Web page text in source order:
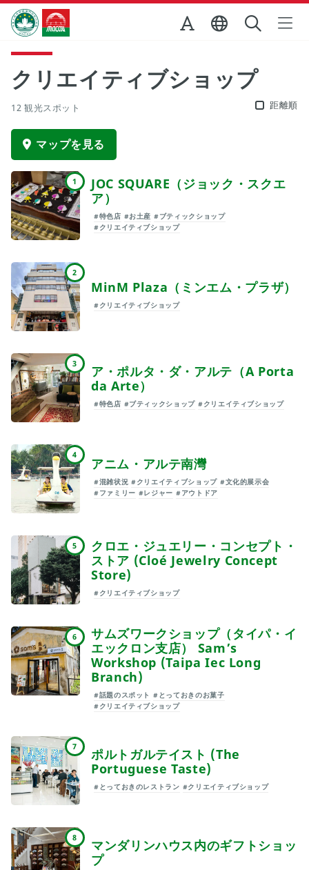
Skip to Main Content
マカオ政府観光局
クリエイティブショップ
12 観光スポット 距離順
マップを見る
1
JOC SQUARE（ジョック・スクエ
ア）
#特色店 #お土産 #ブティックショップ
#クリエイティブショップ
2
MinM Plaza（ミンエム・プラザ）
#クリエイティブショップ
3
ア・ポルタ・ダ・アルテ（A Porta
da Arte）
#特色店 #ブティックショップ #クリエイティブショップ
4
アニム・アルテ南灣
#混雑状況 #クリエイティブショップ #文化的展示会
#ファミリー #レジャー #アウトドア
5
クロエ・ジュエリー・コンセプト・
ストア (Cloé Jewelry Concept
Store)
#クリエイティブショップ
6
サムズワークショップ（タイパ・イ
エックロン支店） Sam’s
Workshop (Taipa Iec Long
Branch)
#話題のスポット #とっておきのお菓子
#クリエイティブショップ
7
ポルトガルテイスト (The
Portuguese Taste)
#とっておきのレストラン #クリエイティブショップ
8
マンダリンハウス内のギフトショッ
プ